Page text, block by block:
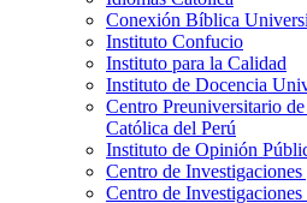
Conexión Bíblica
Instituto Confucio
Instituto para la Calidad
Instituto de Docencia
Centro Preuniversitario
Católica del Perú
Instituto de Opinión
Centro de
Centro de